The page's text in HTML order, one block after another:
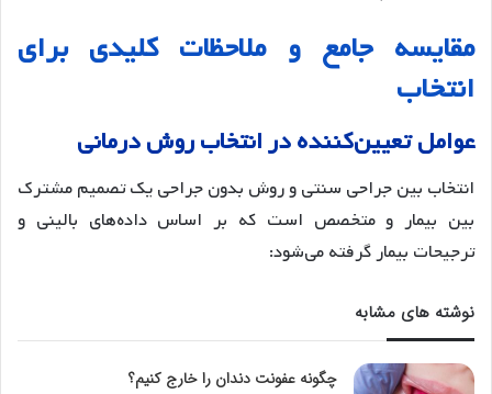
مقایسه جامع و ملاحظات کلیدی برای
انتخاب
عوامل تعیین‌کننده در انتخاب روش درمانی
انتخاب بین جراحی سنتی و روش بدون جراحی یک تصمیم مشترک
بین بیمار و متخصص است که بر اساس داده‌های بالینی و
ترجیحات بیمار گرفته می‌شود:
نوشته های مشابه
چگونه عفونت دندان را خارج کنیم؟